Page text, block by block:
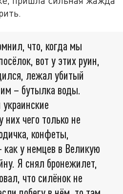
что, когда мы
вот у этих руин,
лежал убитый
– бутылка воды.
чего только не
конфеты,
как у немцев в Великую
Я снял бронежилет,
что силёнок не